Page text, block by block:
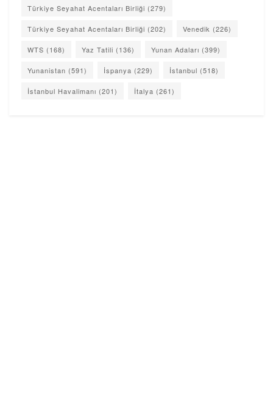
Türkiye Seyahat Acentaları Birliği (279)
Türkiye Seyahat Acentaları Birliği (202) Venedik (226)
WTS (168) Yaz Tatili (136) Yunan Adaları (399)
Yunanistan (591) İspanya (229) İstanbul (518)
İstanbul Havalimanı (201) İtalya (261)